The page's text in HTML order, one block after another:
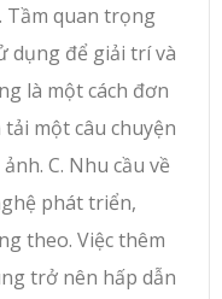
Tầm quan trọng
dụng để giải trí và
là một cách đơn
một câu chuyện
C. Nhu cầu về
phát triển,
theo. Việc thêm
trở nên hấp dẫn